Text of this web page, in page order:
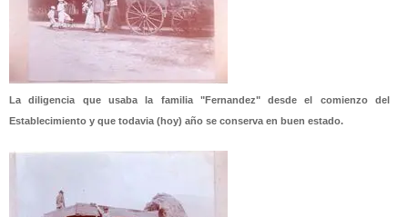
La diligencia que usaba la familia "Fernandez" desde el comienzo del
Establecimiento y que todavia (hoy) año se conserva en buen estado.